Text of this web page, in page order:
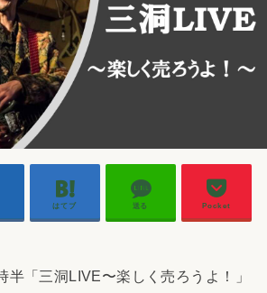
はてブ 送る Pocket
半「三洞LIVE〜楽しく売ろうよ！」